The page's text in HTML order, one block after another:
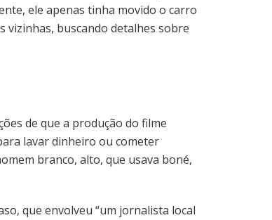
ele apenas tinha movido o carro
vizinhas, buscando detalhes sobre
de que a produção do filme
lavar dinheiro ou cometer
branco, alto, que usava boné,
que envolveu “um jornalista local